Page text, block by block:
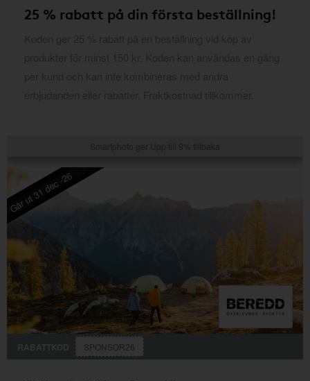
25 % rabatt på din första beställning!
Går ut 31 dec -26
RABATTKOD SPONSOR26